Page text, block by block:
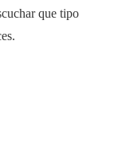
que tipo